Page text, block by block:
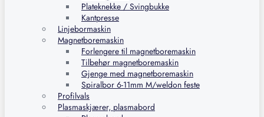
Plateknekke / Svingbukke
Kantpresse
Linjebormaskin
Magnetboremaskin
Forlengere til magnetboremaskin
Tilbehør magnetboremaskin
Gjenge med magnetboremaskin
Spiralbor 6-11mm M/weldon feste
Profilvals
Plasmaskjærer, plasmabord